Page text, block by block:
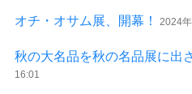
オチ・オサム展、開幕！ 2024
秋の大名品を秋の名品展に出
16:01